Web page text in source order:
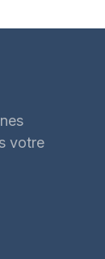
votre